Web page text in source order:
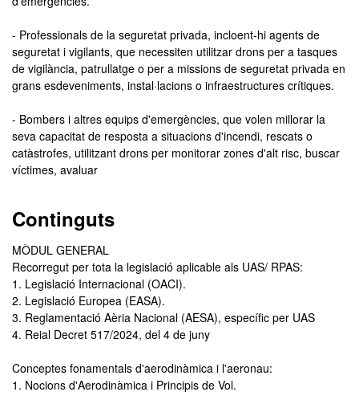
- Professionals de la seguretat privada, incloent-hi agents de
seguretat i vigilants, que necessiten utilitzar drons per a tasques
de vigilància, patrullatge o per a missions de seguretat privada en
grans esdeveniments, instal·lacions o infraestructures crítiques.
- Bombers i altres equips d'emergències, que volen millorar la
seva capacitat de resposta a situacions d'incendi, rescats o
catàstrofes, utilitzant drons per monitorar zones d'alt risc, buscar
víctimes, avaluar
Continguts
MÒDUL GENERAL
Recorregut per tota la legislació aplicable als UAS/ RPAS:
1. Legislació Internacional (OACI).
2. Legislació Europea (EASA).
3. Reglamentació Aèria Nacional (AESA), específic per UAS
4. Reial Decret 517/2024, del 4 de juny
Conceptes fonamentals d'aerodinàmica i l'aeronau:
1. Nocions d'Aerodinàmica i Principis de Vol.